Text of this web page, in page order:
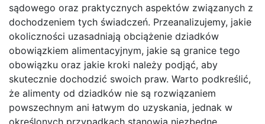
sądowego oraz praktycznych aspektów związanych z
dochodzeniem tych świadczeń. Przeanalizujemy, jakie
okoliczności uzasadniają obciążenie dziadków
obowiązkiem alimentacyjnym, jakie są granice tego
obowiązku oraz jakie kroki należy podjąć, aby
skutecznie dochodzić swoich praw. Warto podkreślić,
że alimenty od dziadków nie są rozwiązaniem
powszechnym ani łatwym do uzyskania, jednak w
określonych przypadkach stanowią niezbędne